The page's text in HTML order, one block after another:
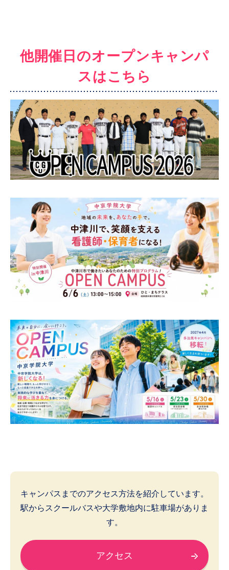
他開催日のオープンキャンパ
スはこちら
キャンパスまでのアクセス方法を紹介しています。
駅からスクールバスや大学敷地内に駐車場がありま
す。
アクセス